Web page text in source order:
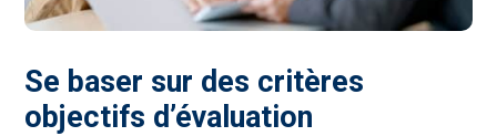
Se baser sur des critères
objectifs d’évaluation